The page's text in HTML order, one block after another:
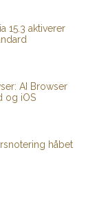
15.3 aktiverer
AI Browser
og iOS
håbet